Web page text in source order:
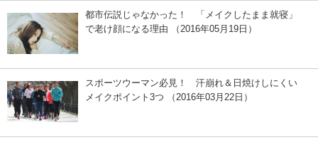
都市伝説じゃなかった！ 「メイクしたまま就寝」
で老け顔になる理由 （2016年05月19日）
スポーツウーマン必見！ 汗崩れ＆日焼けしにくい
メイクポイント3つ （2016年03月22日）